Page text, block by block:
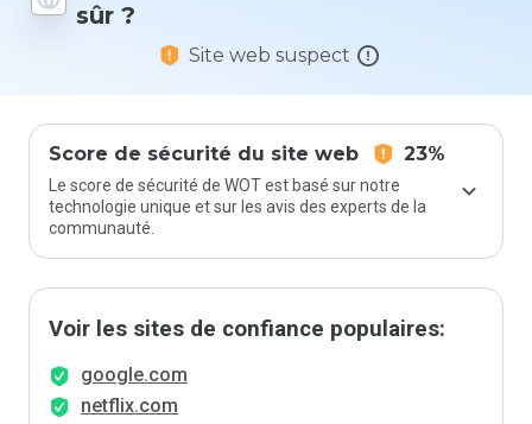
sûr ?
Site web suspect
Score de sécurité du site web 23%
Le score de sécurité de WOT est basé sur notre
technologie unique et sur les avis des experts de la
communauté.
Voir les sites de confiance populaires:
google.com
netflix.com